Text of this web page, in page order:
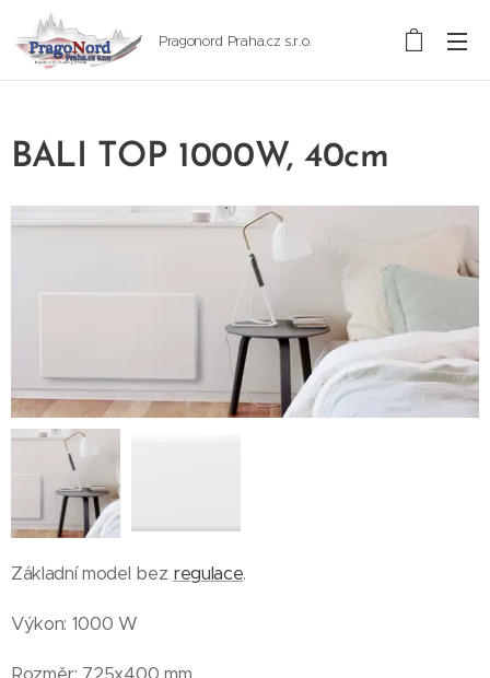
Pragonord Praha.cz s.r.o.
BALI TOP 1000W, 40cm
Základní model bez regulace.
Výkon: 1000 W